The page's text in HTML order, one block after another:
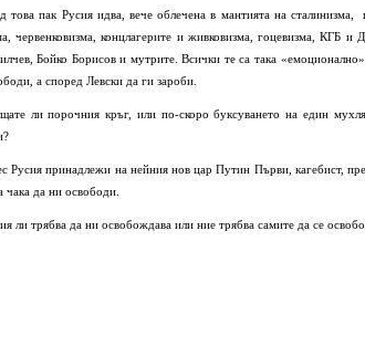
това пак Русия идва, вече облечена в мантията на сталинизма,
червенковизма, концлагерите и живковизма, гоцевизма, КГБ
Бойко Борисов и мутрите. Всички те са така
а според Левски да ги зароби.
ли порочния кръг, или по-скоро буксуването на един
Русия принадлежи на нейния нов цар Путин Първи, кагебист,
чака да ни освободи.
ли трябва да ни освобождава или ние трябва самите да се